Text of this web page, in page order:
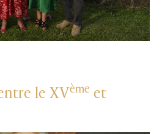
le XVème et